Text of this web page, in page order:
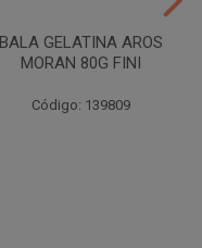
BALA GELATINA AROS
MORAN 80G FINI
Código: 139809